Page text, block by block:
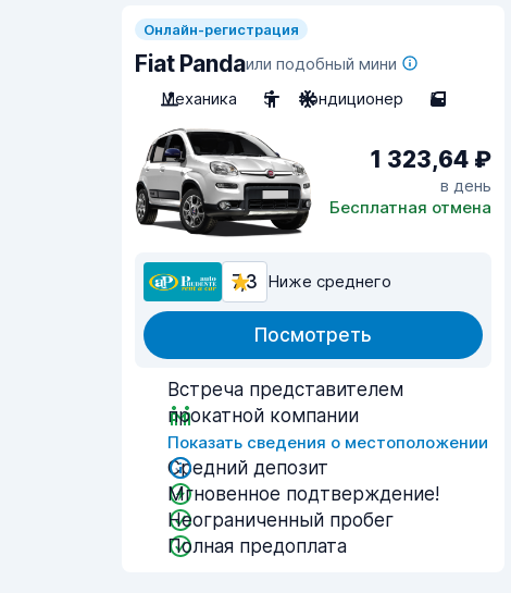
Онлайн-регистрация
Fiat Pandaили подобный мини
Механика
5 Кондиционер 5
1 323,64 ₽
в день
Бесплатная отмена
7,3 Ниже среднего
Посмотреть
Встреча представителем
прокатной компании
Показать сведения о местоположении
Средний депозит
Мгновенное подтверждение!
Неограниченный пробег
Полная предоплата